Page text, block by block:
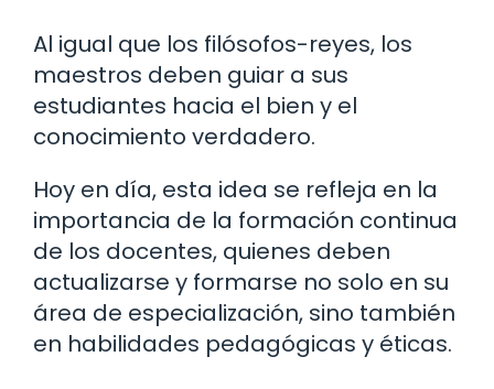
Al igual que los filósofos-reyes, los
maestros deben guiar a sus
estudiantes hacia el bien y el
conocimiento verdadero.
Hoy en día, esta idea se refleja en la
importancia de la formación continua
de los docentes, quienes deben
actualizarse y formarse no solo en su
área de especialización, sino también
en habilidades pedagógicas y éticas.